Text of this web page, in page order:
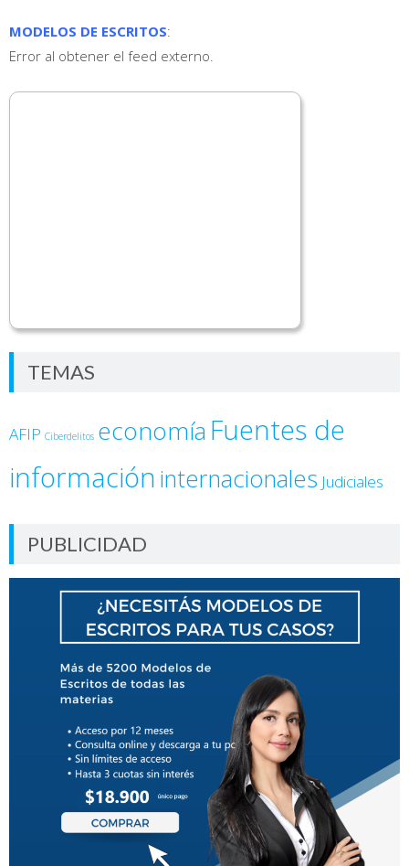
MODELOS DE ESCRITOS:
Error al obtener el feed externo.
TEMAS
AFIP Ciberdelitos economía Fuentes de
información internacionales Judiciales
PUBLICIDAD